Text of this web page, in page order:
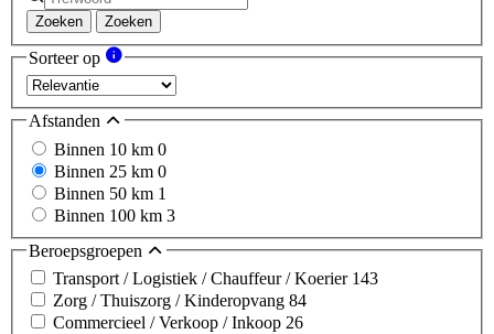
Zoeken Zoeken
Sorteer op
Afstanden
Binnen 10 km 0
Binnen 25 km 0
Binnen 50 km 1
Binnen 100 km 3
Beroepsgroepen
Transport / Logistiek / Chauffeur / Koerier 143
Zorg / Thuiszorg / Kinderopvang 84
Commercieel / Verkoop / Inkoop 26